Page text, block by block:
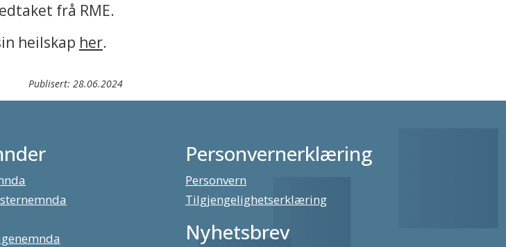
frå RME.
heilskap her.
Publisert: 28.06.2024
Personvernerklæring
Personvern
Tilgjengelighetserklæring
Nyhetsbrev